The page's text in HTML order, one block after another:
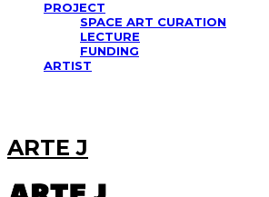
PROJECT
SPACE ART CURATION
LECTURE
FUNDING
ARTIST
ARTE J